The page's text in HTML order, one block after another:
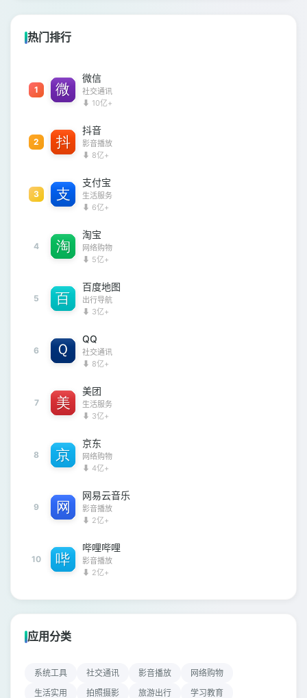
热门排行
1
微信
社交通讯
⬇ 10亿+
2
抖音
影音播放
⬇ 8亿+
3
支付宝
生活服务
⬇ 6亿+
4
淘宝
网络购物
⬇ 5亿+
5
百度地图
出行导航
⬇ 3亿+
6
QQ
社交通讯
⬇ 8亿+
7
美团
生活服务
⬇ 3亿+
8
京东
网络购物
⬇ 4亿+
9
网易云音乐
影音播放
⬇ 2亿+
10
哔哩哔哩
影音播放
⬇ 2亿+
应用分类
系统工具 社交通讯 影音播放
网络购物
生活实用
拍照摄影 旅游出行
学习教育